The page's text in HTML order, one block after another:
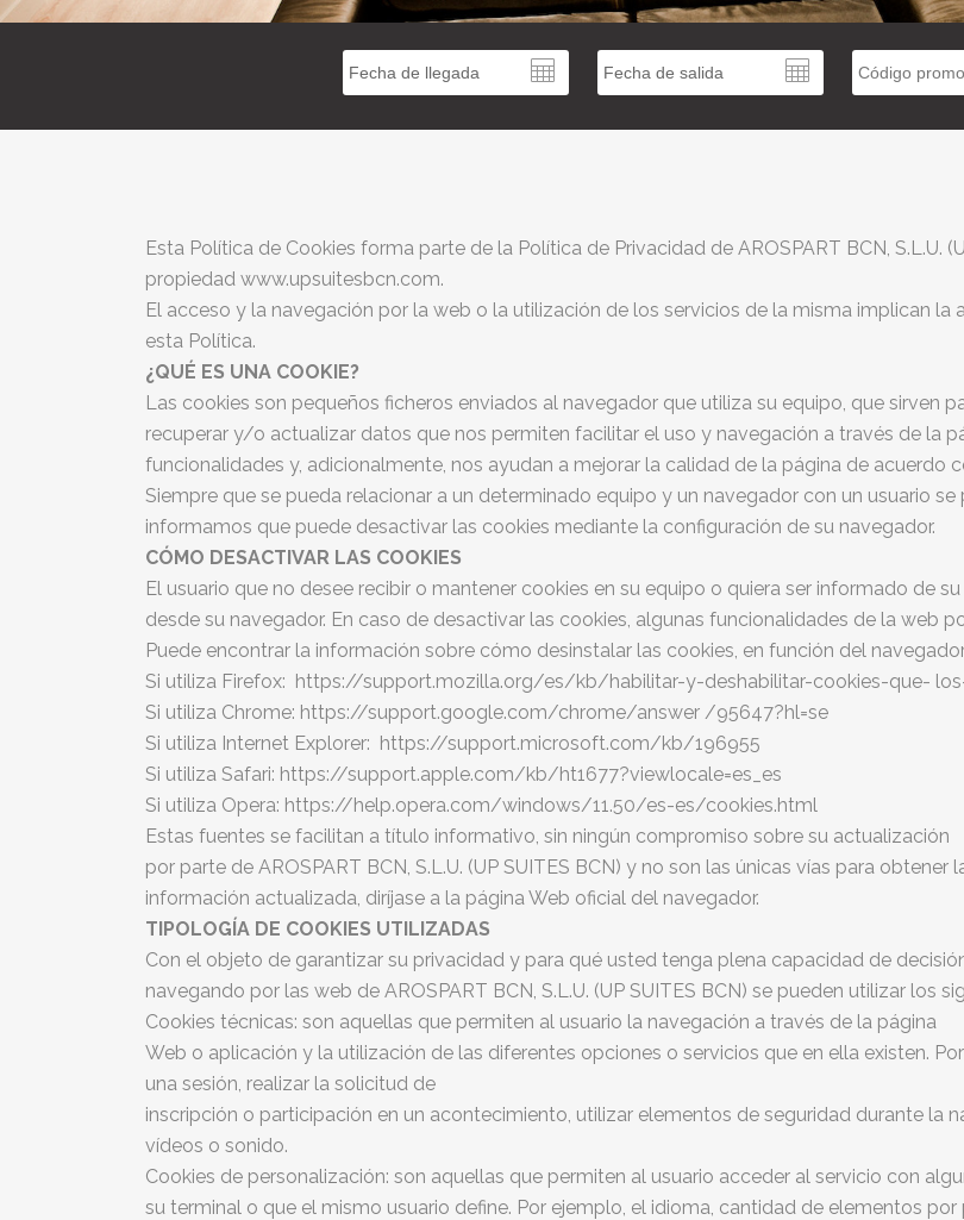
Esta Política de Cookies forma parte de la Política de Privacidad de AROSPART BCN, S.L.U.
propiedad www.upsuitesbcn.com.
El acceso y la navegación por la web o la utilización de los servicios de la misma implican
esta Política.
¿QUÉ ES UNA COOKIE?
Las cookies son pequeños ficheros enviados al navegador que utiliza su equipo, que sirven
recuperar y/o actualizar datos que nos permiten facilitar el uso y navegación a través de la
funcionalidades y, adicionalmente, nos ayudan a mejorar la calidad de la página de acuerdo
Siempre que se pueda relacionar a un determinado equipo y un navegador con un usuario
informamos que puede desactivar las cookies mediante la configuración de su navegador.
CÓMO DESACTIVAR LAS COOKIES
El usuario que no desee recibir o mantener cookies en su equipo o quiera ser informado de
desde su navegador. En caso de desactivar las cookies, algunas funcionalidades de la web
Puede encontrar la información sobre cómo desinstalar las cookies, en función del
Si utiliza Firefox: https://support.mozilla.org/es/kb/habilitar-y-deshabilitar-cookies-que-
Si utiliza Chrome: https://support.google.com/chrome/answer /95647?hl=se
Si utiliza Internet Explorer: https://support.microsoft.com/kb/196955
Si utiliza Safari: https://support.apple.com/kb/ht1677?viewlocale=es_es
Si utiliza Opera: https://help.opera.com/windows/11.50/es-es/cookies.html
Estas fuentes se facilitan a título informativo, sin ningún compromiso sobre su actualización
por parte de AROSPART BCN, S.L.U. (UP SUITES BCN) y no son las únicas vías para
información actualizada, diríjase a la página Web oficial del navegador.
TIPOLOGÍA DE COOKIES UTILIZADAS
Con el objeto de garantizar su privacidad y para qué usted tenga plena capacidad de
navegando por las web de AROSPART BCN, S.L.U. (UP SUITES BCN) se pueden utilizar los
Cookies técnicas: son aquellas que permiten al usuario la navegación a través de la página
Web o aplicación y la utilización de las diferentes opciones o servicios que en ella existen.
una sesión, realizar la solicitud de
inscripción o participación en un acontecimiento, utilizar elementos de seguridad durante la
vídeos o sonido.
Cookies de personalización: son aquellas que permiten al usuario acceder al servicio con
su terminal o que el mismo usuario define. Por ejemplo, el idioma, cantidad de elementos